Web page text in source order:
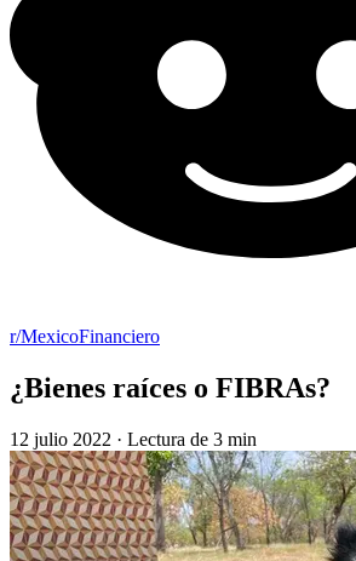
r/MexicoFinanciero
¿Bienes raíces o FIBRAs?
12 julio 2022 · Lectura de 3 min